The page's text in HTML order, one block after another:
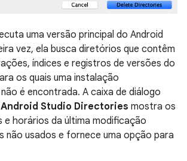
uma versão principal do Android
vez, ela busca diretórios que contêm
índices e registros de versões do
os quais uma instalação
é encontrada. A caixa de diálogo
Studio Directories mostra os
e horários da última modificação
não usados e fornece uma opção para